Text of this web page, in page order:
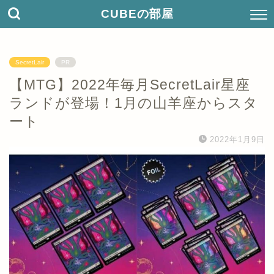
CUBEの部屋
SecretLair PR
【MTG】2022年毎月SecretLair星座
ランドが登場！1月の山羊座からスタ
ート
2022年1月9日